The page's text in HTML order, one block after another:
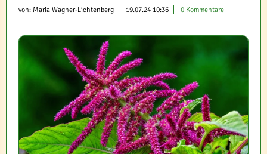
von: Maria Wagner-Lichtenberg 19.07.24 10:36 0 Kommentare